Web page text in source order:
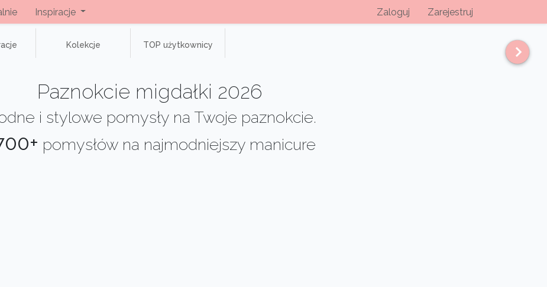
Inspiracje Zaloguj Zarejestruj
Kolekcje TOP użytkownicy
Paznokcie migdałki 2026
i stylowe pomysły na Twoje paznokcie.
pomysłów na najmodniejszy manicure